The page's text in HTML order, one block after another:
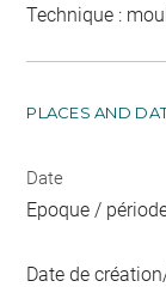
Technique :
PLACES AND
Date
Epoque /
Date de